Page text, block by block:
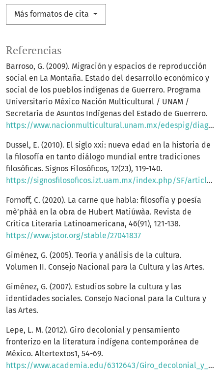
Más formatos de cita
Referencias
Barroso, G. (2009). Migración y espacios de reproducción
social en La Montaña. Estado del desarrollo económico y
social de los pueblos indígenas de Guerrero. Programa
Universitario México Nación Multicultural / UNAM /
Secretaría de Asuntos Indígenas del Estado de Guerrero.
https://www.nacionmulticultural.unam.mx/edespig/diagnostico_y_perspectivas/RECUADROS/CAPITULO%209/5%20migracion%20y%20espacios%20de%20reproduccion%20social.pdf
Dussel, E. (2010). El siglo xxi: nueva edad en la historia de
la filosofía en tanto diálogo mundial entre tradiciones
filosóficas. Signos Filosóficos, 12(23), 119-140.
https://signosfilosoficos.izt.uam.mx/index.php/SF/article/view/432/411
Fornoff, C. (2020). La carne que habla: filosofía y poesía
mè’phàà en la obra de Hubert Matiúwàa. Revista de
Crítica Literaria Latinoamericana, 46(91), 121-138.
https://www.jstor.org/stable/27041837
Giménez, G. (2005). Teoría y análisis de la cultura.
Volumen II. Consejo Nacional para la Cultura y las Artes.
Giménez, G. (2007). Estudios sobre la cultura y las
identidades sociales. Consejo Nacional para la Cultura y
las Artes.
Lepe, L. M. (2012). Giro decolonial y pensamiento
fronterizo en la literatura indígena contemporánea de
México. Altertextos1, 54-69.
https://www.academia.edu/6312643/Giro_decolonial_y_pensamiento_fronterizo_en_la_literatura_ind%C3%ADgena